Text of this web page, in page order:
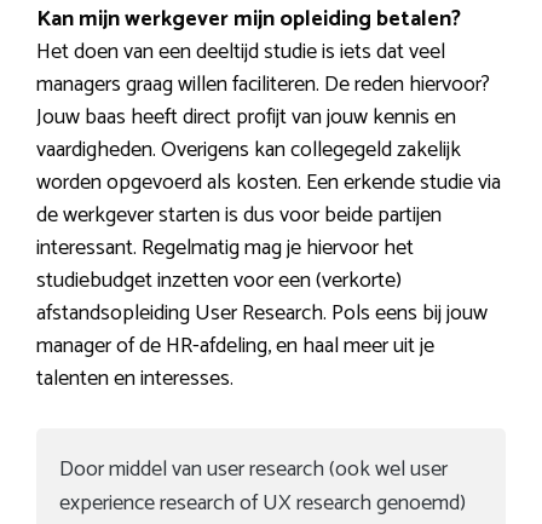
Kan mijn werkgever mijn opleiding betalen?
Het doen van een deeltijd studie is iets dat veel
managers graag willen faciliteren. De reden hiervoor?
Jouw baas heeft direct profijt van jouw kennis en
vaardigheden. Overigens kan collegegeld zakelijk
worden opgevoerd als kosten. Een erkende studie via
de werkgever starten is dus voor beide partijen
interessant. Regelmatig mag je hiervoor het
studiebudget inzetten voor een (verkorte)
afstandsopleiding User Research. Pols eens bij jouw
manager of de HR-afdeling, en haal meer uit je
talenten en interesses.
Door middel van user research (ook wel user
experience research of UX research genoemd)